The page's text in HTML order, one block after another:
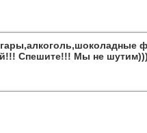
Спешите!!! Мы не